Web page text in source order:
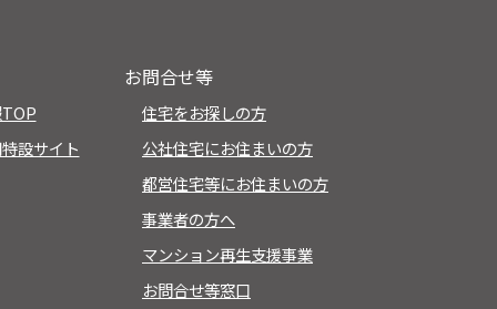
設サイト
お問合せ等
住宅をお探しの方
公社住宅にお住まいの方
都営住宅等にお住まいの方
事業者の方へ
マンション再生支援事業
お問合せ等窓口